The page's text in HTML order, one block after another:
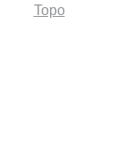
Topo